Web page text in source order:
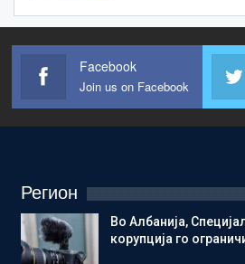
Facebook
Join us on Facebook
Регион
Во Албанија,
корупција го